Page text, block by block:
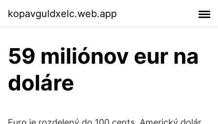
kopavguldxelc.web.app
59 miliónov eur na
doláre